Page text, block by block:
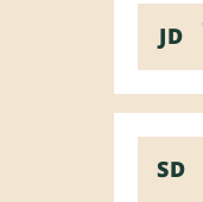
JD
SD